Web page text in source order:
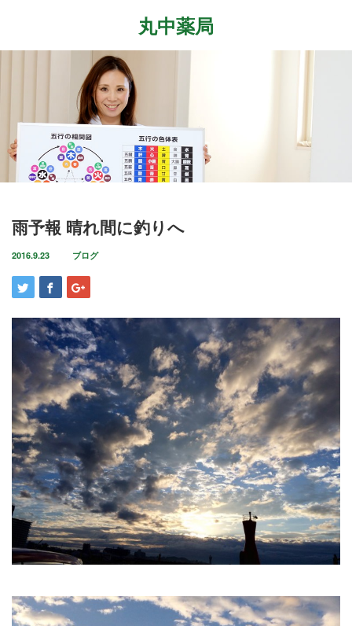
丸中薬局
雨予報 晴れ間に釣りへ
2016.9.23 ブログ
症状改善事例
取扱商品
ブログ
店舗案内
お問い合わせ
最近の記事
2026.7.27
強会に参加して参りました。多方面から様々な
研究が進む中、抗がん剤や新しい治療法…
2026.4.14
公園で拾った椿を綺麗に並べて飾りました。春
の訪れの心地良い気候と、花冷えの寒さが交差
するような中、この時期としては記録的…
2026.2.27
3月の声が聞こえるとすっかり春らしくな
り、明石公園の梅の花も満開で、寒い冬がよう
やく終わりを迎えて穏やかな日が訪れるよ…
2025.12.28
今年もあと数日になりましたね。歳を重ねると一年が過ぎるのが
本当に早く感じますが、忙しい日々が本当に有り難く思います。
分刻…
2026年8月